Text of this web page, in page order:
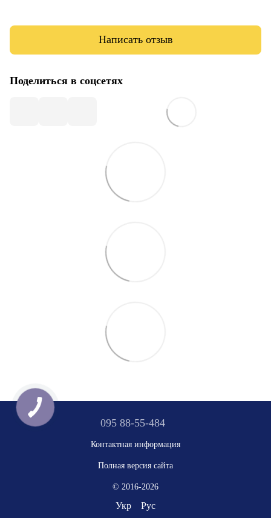
Написать отзыв
Поделиться в соцсетях
095 88-55-484
Контактная информация
Полная версия сайта
© 2016-2026
Укр Рус